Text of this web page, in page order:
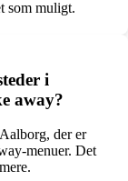
som muligt.
i
away?
der er
menuer. Det